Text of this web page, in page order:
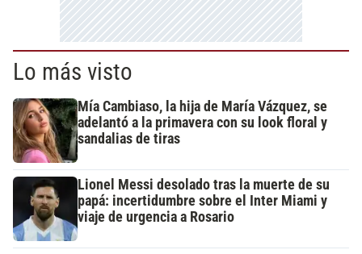
Lo más visto
Mía Cambiaso, la hija de María Vázquez, se
adelantó a la primavera con su look floral y
sandalias de tiras
Lionel Messi desolado tras la muerte de su
papá: incertidumbre sobre el Inter Miami y
viaje de urgencia a Rosario